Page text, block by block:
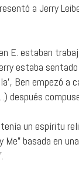
a Jerry
E. estaban
estaba
Ben empezó
después
un espíritu
Me” basada en